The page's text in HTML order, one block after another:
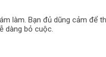
làm. Bạn đủ dũng cảm để
dàng bỏ cuộc.